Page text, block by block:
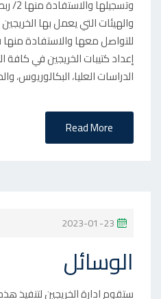
D
O
N
والهيئات التي يعمل بها
إعداد كتيبات الخريجين في
الدراسات العليا، البكالوريوس،
Read More
P
S
T
2023-01-23
الوسائل
ستقوم ادارة الخريجين لتنفيذ